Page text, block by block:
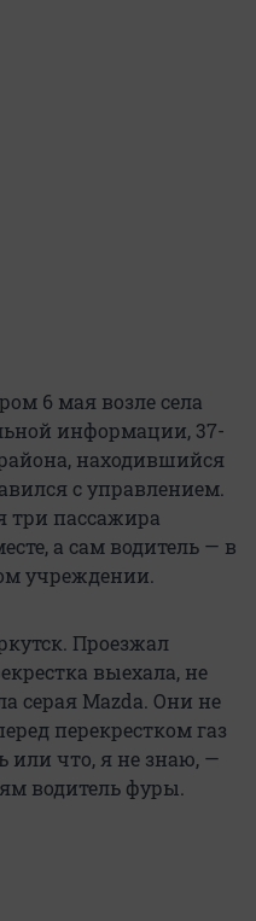
6 мая возле села
информации, 37-
находившийся
с управлением.
три пассажира
а сам водитель — в
учреждении.
Проезжал
выехала, не
серая Mazda. Они не
перекрестком газ
или что, я не знаю, —
водитель фуры.